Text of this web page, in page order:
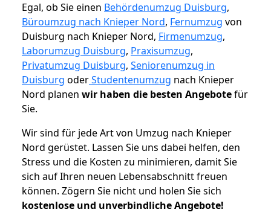
Egal, ob Sie einen Behördenumzug Duisburg,
Büroumzug nach Knieper Nord, Fernumzug von
Duisburg nach Knieper Nord, Firmenumzug,
Laborumzug Duisburg, Praxisumzug,
Privatumzug Duisburg, Seniorenumzug in
Duisburg oderStudentenumzug nach Knieper
Nord planen wir haben die besten Angebotefür
Sie.
Wir sind für jede Art von Umzug nach Knieper
Nord gerüstet. Lassen Sie uns dabei helfen, den
Stress und die Kosten zu minimieren, damit Sie
sich auf Ihren neuen Lebensabschnitt freuen
können. Zögern Sie nicht und holen Sie sich
kostenlose und unverbindliche Angebote!